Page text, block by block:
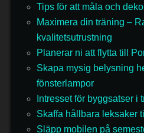
Tips för att måla och
Maximera din träning –
kvalitetsutrustning
Planerar ni att flytta till
Skapa mysig belysning
fönsterlampor
Intresset för byggsatser i
Skaffa hållbara leksaker
Släpp mobilen på